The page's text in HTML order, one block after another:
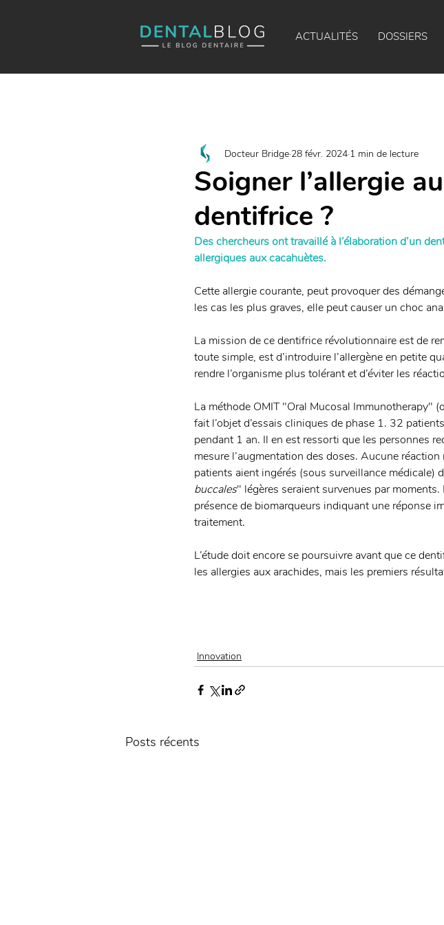
ACTUALITÉS DOSSIERS
Soigner l’allergie
dentifrice ?
Docteur Bridge 28 févr. 2024 1 min de lecture
Des chercheurs ont travaillé à l’élaboration d’un
allergiques aux cacahuètes.
Cette allergie courante, peut provoquer des
les cas les plus graves, elle peut causer un choc
La mission de ce dentifrice révolutionnaire est de
toute simple, est d’introduire l’allergène en petite
rendre l’organisme plus tolérant et d’éviter les
La méthode OMIT "Oral Mucosal Immunotherapy"
fait l’objet d’essais cliniques de phase 1. 32
pendant 1 an. Il en est ressorti que les personnes
mesure l’augmentation des doses. Aucune réaction
patients aient ingérés (sous surveillance médicale)
buccales" légères seraient survenues par
présence de biomarqueurs indiquant une réponse
traitement.
L’étude doit encore se poursuivre avant que ce
les allergies aux arachides, mais les premiers
Innovation
Posts récents